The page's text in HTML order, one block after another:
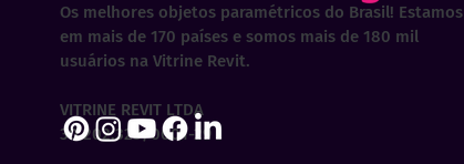
Os melhores objetos paramétricos do Brasil! Estamos
em mais de 170 países e somos mais de 180 mil
usuários na Vitrine Revit.
VITRINE REVIT LTDA
30.202.323/0001-29